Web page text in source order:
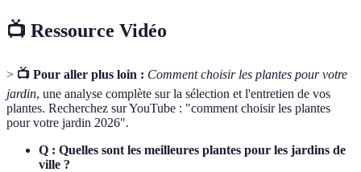
📺 Ressource Vidéo
> 📺 Pour aller plus loin : Comment choisir les plantes pour votre
jardin, une analyse complète sur la sélection et l'entretien de vos
plantes. Recherchez sur YouTube : "comment choisir les plantes
pour votre jardin 2026".
Q : Quelles sont les meilleures plantes pour les jardins de
ville ?